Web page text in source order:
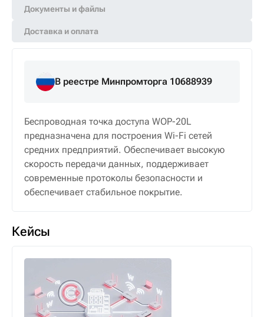
Документы и файлы
Доставка и оплата
В реестре Минпромторга 10688939
Беспроводная точка доступа WOP-20L
предназначена для построения Wi-Fi сетей
средних предприятий. Обеспечивает высокую
скорость передачи данных, поддерживает
современные протоколы безопасности и
обеспечивает стабильное покрытие.
Кейсы